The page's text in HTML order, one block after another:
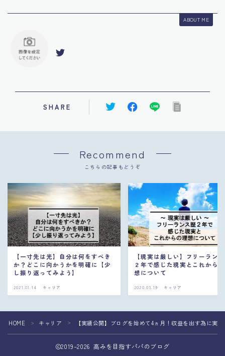
ABOUT ME
SHARE
Recommend
こちらの記事もどうぞ
【一寸先は光】自分は何をすべき
か？どこに向かうかを明確に【少
し振り返ってみよう】
2021.01.14 キャリア
【現実は厳しい】フリーラン
２年で感じた現実とこれから
想について
2020.03.19 キャリア
HOME ＞ キャリア ＞ 【実績公開】ブログを始めて4ヵ月！収益を出す為に実
2019–2026 高みを目指すパパのブログ